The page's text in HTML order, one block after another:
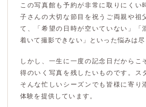
この写真館も予約が非常に取りにくい
子さんの大切な節目を祝うご両親や祖
て、「希望の日時が空いていない」「
着いて撮影できない」といった悩みは尽
しかし、一生に一度の記念日だからこ
得のいく写真を残したいものです。ス
そんな忙しいシーズンでも皆様に寄り
体験を提供しています。